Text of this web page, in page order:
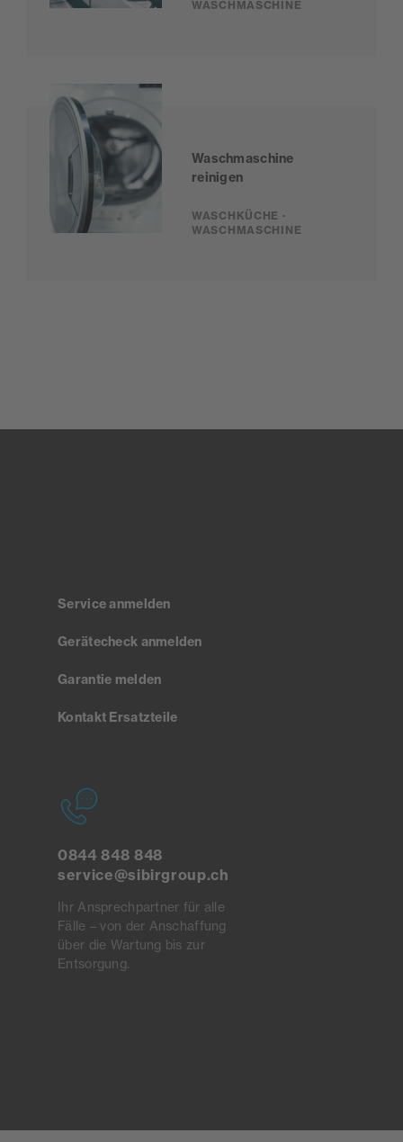
WASCHMASCHINE
Waschmaschine
reinigen
WASCHKÜCHE ·
WASCHMASCHINE
Service anmelden
Gerätecheck anmelden
Garantie melden
Kontakt Ersatzteile
0844 848 848
service@sibirgroup.ch
Ihr Ansprechpartner für alle
Fälle – von der Anschaffung
über die Wartung bis zur
Entsorgung.